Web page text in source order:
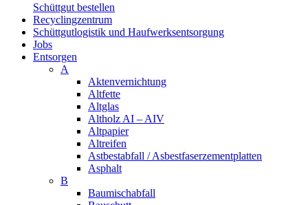
Schüttgut bestellen
Recyclingzentrum
Schüttgutlogistik und Haufwerksentsorgung
Jobs
Entsorgen
A
Aktenvernichtung
Altfette
Altglas
Altholz AI – AIV
Altpapier
Altreifen
Astbestabfall / Asbestfaserzementplatten
Asphalt
B
Baumischabfall